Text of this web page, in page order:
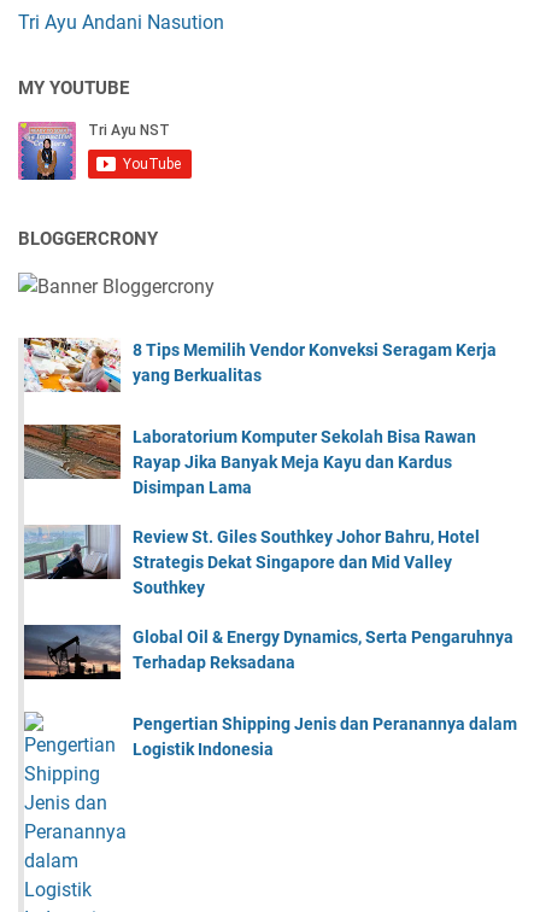
Tri Ayu Andani Nasution
MY YOUTUBE
BLOGGERCRONY
8 Tips Memilih Vendor Konveksi Seragam Kerja
yang Berkualitas
Laboratorium Komputer Sekolah Bisa Rawan
Rayap Jika Banyak Meja Kayu dan Kardus
Disimpan Lama
Review St. Giles Southkey Johor Bahru, Hotel
Strategis Dekat Singapore dan Mid Valley
Southkey
Global Oil & Energy Dynamics, Serta Pengaruhnya
Terhadap Reksadana
Pengertian Shipping Jenis dan Peranannya dalam
Logistik Indonesia